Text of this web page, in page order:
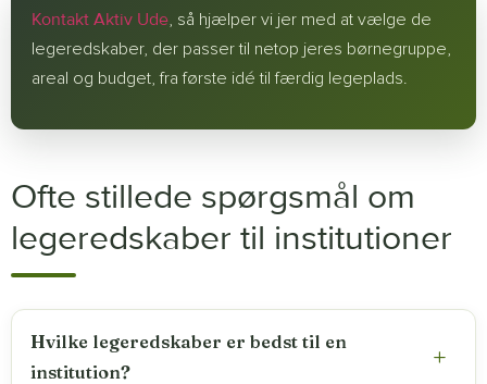
Kontakt Aktiv Ude, så hjælper vi jer med at vælge de
legeredskaber, der passer til netop jeres børnegruppe,
areal og budget, fra første idé til færdig legeplads.
Ofte stillede spørgsmål om
legeredskaber til institutioner
Hvilke legeredskaber er bedst til en
institution?